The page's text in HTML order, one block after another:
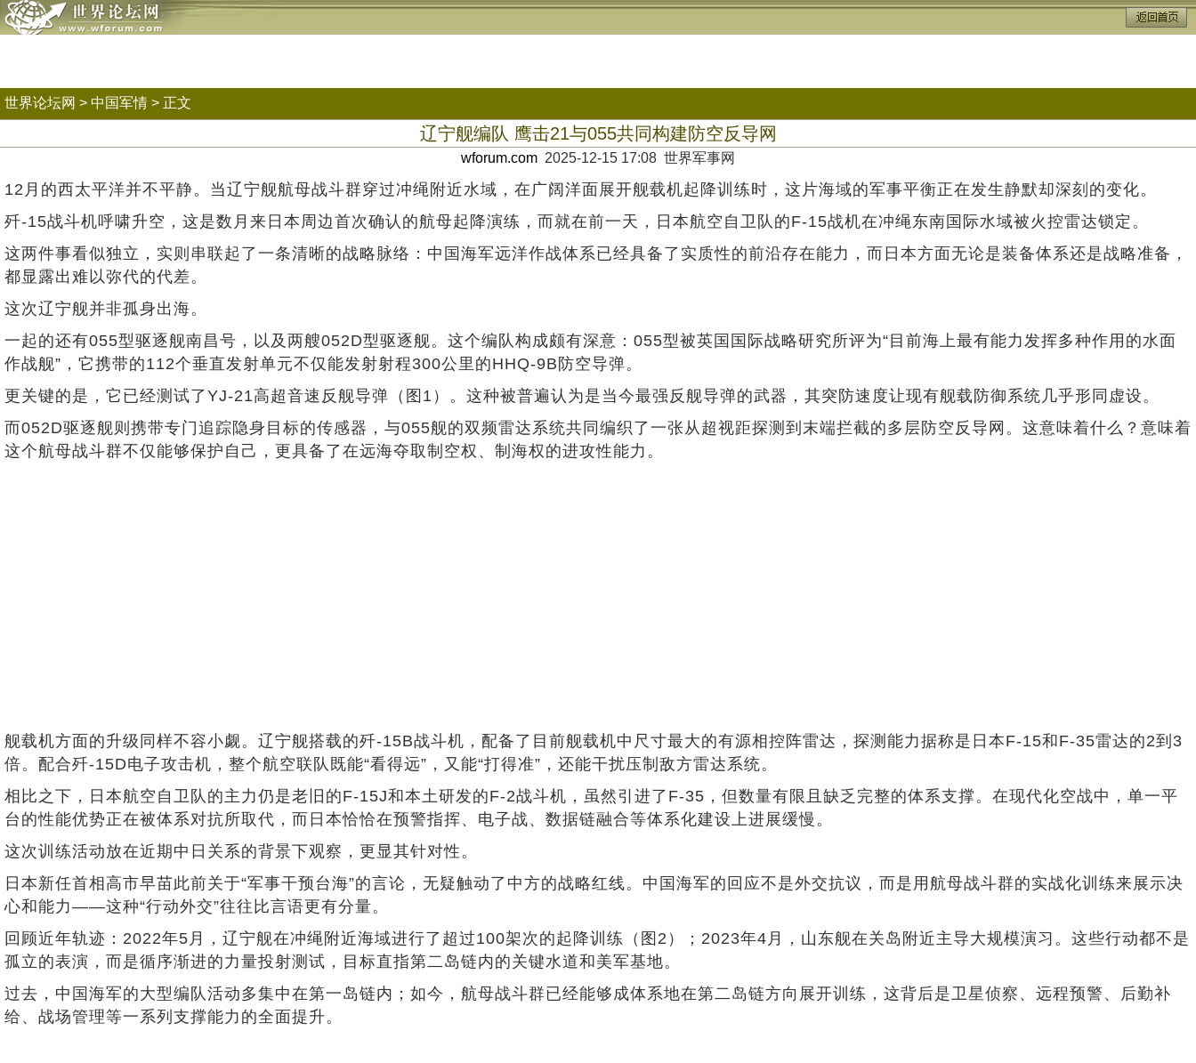
世界论坛网 > 中国军情 > 正文
辽宁舰编队 鹰击21与055共同构建防空反导网
wforum.com 2025-12-15 17:08 世界军事网
12月的西太平洋并不平静。当辽宁舰航母战斗群穿过冲绳附近水域，在广阔洋面展开舰载机起降训练时，这片海域的军事平衡正在发生静默却深刻的变化。
歼-15战斗机呼啸升空，这是数月来日本周边首次确认的航母起降演练，而就在前一天，日本航空自卫队的F-15战机在冲绳东南国际水域被火控雷达锁定。
这两件事看似独立，实则串联起了一条清晰的战略脉络：中国海军远洋作战体系已经具备了实质性的前沿存在能力，而日本方面无论是装备体系还是战略准备，
都显露出难以弥代的代差。
这次辽宁舰并非孤身出海。
一起的还有055型驱逐舰南昌号，以及两艘052D型驱逐舰。这个编队构成颇有深意：055型被英国国际战略研究所评为“目前海上最有能力发挥多种作用的水面
作战舰”，它携带的112个垂直发射单元不仅能发射射程300公里的HHQ-9B防空导弹。
更关键的是，它已经测试了YJ-21高超音速反舰导弹（图1）。这种被普遍认为是当今最强反舰导弹的武器，其突防速度让现有舰载防御系统几乎形同虚设。
而052D驱逐舰则携带专门追踪隐身目标的传感器，与055舰的双频雷达系统共同编织了一张从超视距探测到末端拦截的多层防空反导网。这意味着什么？意味着
这个航母战斗群不仅能够保护自己，更具备了在远海夺取制空权、制海权的进攻性能力。
舰载机方面的升级同样不容小觑。辽宁舰搭载的歼-15B战斗机，配备了目前舰载机中尺寸最大的有源相控阵雷达，探测能力据称是日本F-15和F-35雷达的2到3
倍。配合歼-15D电子攻击机，整个航空联队既能“看得远”，又能“打得准”，还能干扰压制敌方雷达系统。
相比之下，日本航空自卫队的主力仍是老旧的F-15J和本土研发的F-2战斗机，虽然引进了F-35，但数量有限且缺乏完整的体系支撑。在现代化空战中，单一平
台的性能优势正在被体系对抗所取代，而日本恰恰在预警指挥、电子战、数据链融合等体系化建设上进展缓慢。
这次训练活动放在近期中日关系的背景下观察，更显其针对性。
日本新任首相高市早苗此前关于“军事干预台海”的言论，无疑触动了中方的战略红线。中国海军的回应不是外交抗议，而是用航母战斗群的实战化训练来展示决
心和能力——这种“行动外交”往往比言语更有分量。
回顾近年轨迹：2022年5月，辽宁舰在冲绳附近海域进行了超过100架次的起降训练（图2）；2023年4月，山东舰在关岛附近主导大规模演习。这些行动都不是
孤立的表演，而是循序渐进的力量投射测试，目标直指第二岛链内的关键水道和美军基地。
过去，中国海军的大型编队活动多集中在第一岛链内；如今，航母战斗群已经能够成体系地在第二岛链方向展开训练，这背后是卫星侦察、远程预警、后勤补
给、战场管理等一系列支撑能力的全面提升。